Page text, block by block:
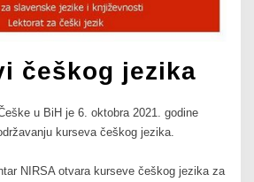
češkog jezika
u BiH je 6. oktobra 2021. godine
kurseva češkog jezika.
NIRSA otvara kurseve češkog jezika za